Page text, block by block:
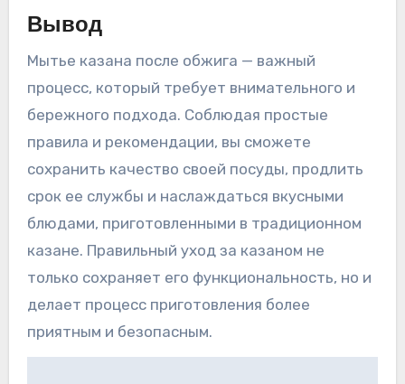
Вывод
Мытье казана после обжига — важный
процесс, который требует внимательного и
бережного подхода. Соблюдая простые
правила и рекомендации, вы сможете
сохранить качество своей посуды, продлить
срок ее службы и наслаждаться вкусными
блюдами, приготовленными в традиционном
казане. Правильный уход за казаном не
только сохраняет его функциональность, но и
делает процесс приготовления более
приятным и безопасным.